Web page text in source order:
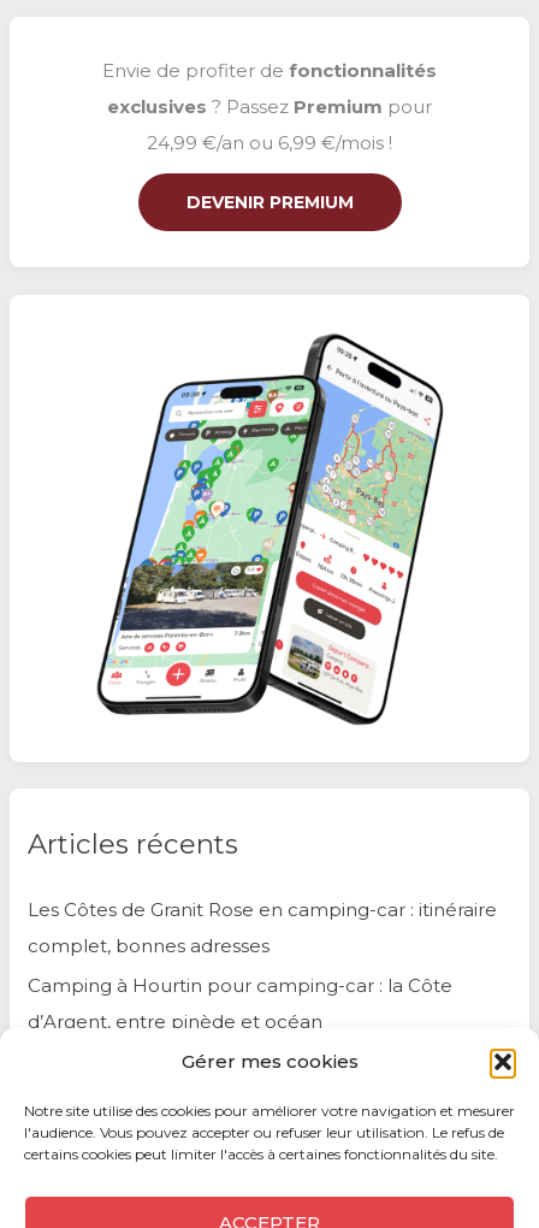
Gérer mes cookies
Notre site utilise des cookies pour améliorer votre navigation et mesurer
l'audience. Vous pouvez accepter ou refuser leur utilisation. Le refus de
certains cookies peut limiter l'accès à certaines fonctionnalités du site.
ACCEPTER
Envie de profiter de fonctionnalités
exclusives ? Passez Premium pour
24,99 €/an ou 6,99 €/mois !
DEVENIR PREMIUM
Articles récents
Les Côtes de Granit Rose en camping-car : itinéraire
complet, bonnes adresses
Camping à Hourtin pour camping-car : la Côte
d’Argent, entre pinède et océan
Chaleur en camping-car : nos astuces et le guide